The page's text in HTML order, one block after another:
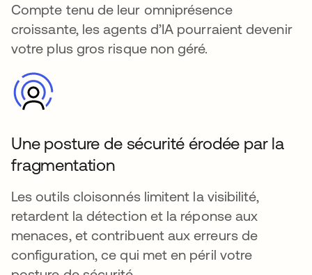
Compte tenu de leur omniprésence
croissante, les agents d’IA pourraient devenir
votre plus gros risque non géré.
Une posture de sécurité érodée par la
fragmentation
Les outils cloisonnés limitent la visibilité,
retardent la détection et la réponse aux
menaces, et contribuent aux erreurs de
configuration, ce qui met en péril votre